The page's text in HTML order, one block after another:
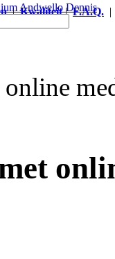
|Kwaliteit|F.A.Q.